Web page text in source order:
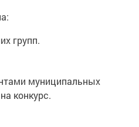
групп.
муниципальных
конкурс.